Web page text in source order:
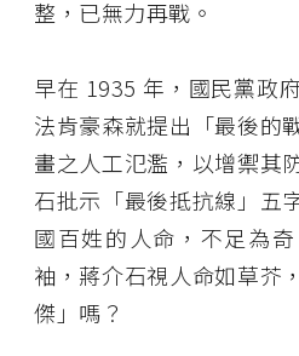
整，已無力再戰。
早在 1935 年，國民黨政
法肯豪森就提出「最後的
畫之人工氾濫，以增禦其
石批示「最後抵抗線」五
國百姓的人命，不足為
袖，蔣介石視人命如草芥
傑」嗎？